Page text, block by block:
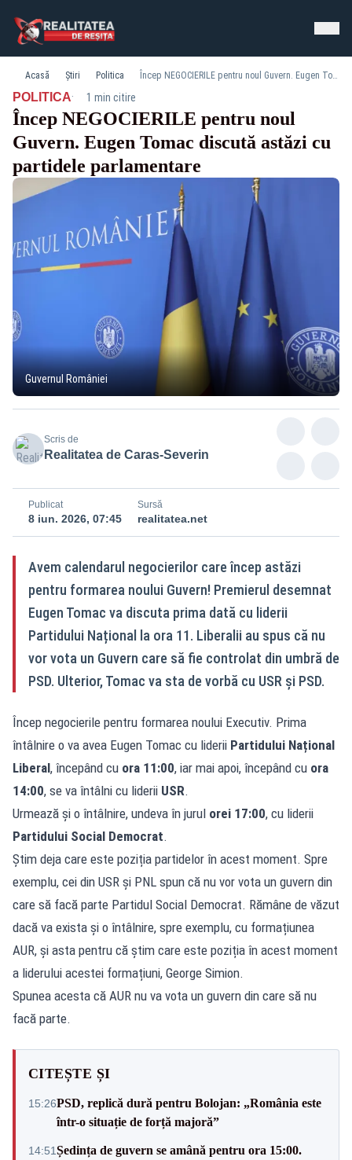
Acasă Știri Politica Încep NEGOCIERILE pentru noul Guvern. Eugen Tomac discută astăzi cu partidele parlamentare
POLITICA· 1 min citire
Încep NEGOCIERILE pentru noul
Guvern. Eugen Tomac discută astăzi cu
partidele parlamentare
Guvernul României
Scris de
Realitatea de Caras-Severin
Publicat
8 iun. 2026, 07:45
Sursă
realitatea.net
Avem calendarul negocierilor care încep astăzi
pentru formarea noului Guvern! Premierul desemnat
Eugen Tomac va discuta prima dată cu liderii
Partidului Național la ora 11. Liberalii au spus că nu
vor vota un Guvern care să fie controlat din umbră de
PSD. Ulterior, Tomac va sta de vorbă cu USR și PSD.
Încep negocierile pentru formarea noului Executiv. Prima
întâlnire o va avea Eugen Tomac cu liderii Partidului Național
Liberal, începând cu ora 11:00, iar mai apoi, începând cu ora
14:00, se va întâlni cu liderii USR.
Urmează și o întâlnire, undeva în jurul orei 17:00, cu liderii
Partidului Social Democrat.
Știm deja care este poziția partidelor în acest moment. Spre
exemplu, cei din USR și PNL spun că nu vor vota un guvern din
care să facă parte Partidul Social Democrat. Rămâne de văzut
dacă va exista și o întâlnire, spre exemplu, cu formațiunea
AUR, și asta pentru că știm care este poziția în acest moment
a liderului acestei formațiuni, George Simion.
Spunea acesta că AUR nu va vota un guvern din care să nu
facă parte.
CITEȘTE ȘI
15:26PSD, replică dură pentru Bolojan: „România este
într-o situație de forță majoră”
14:51Ședința de guvern se amână pentru ora 15:00.